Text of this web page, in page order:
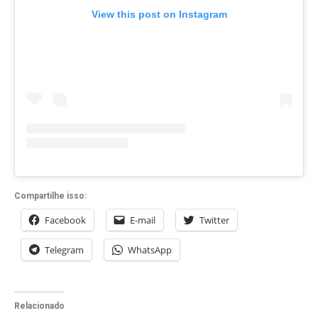
View this post on Instagram
Compartilhe isso:
Facebook E-mail Twitter
Telegram WhatsApp
Relacionado